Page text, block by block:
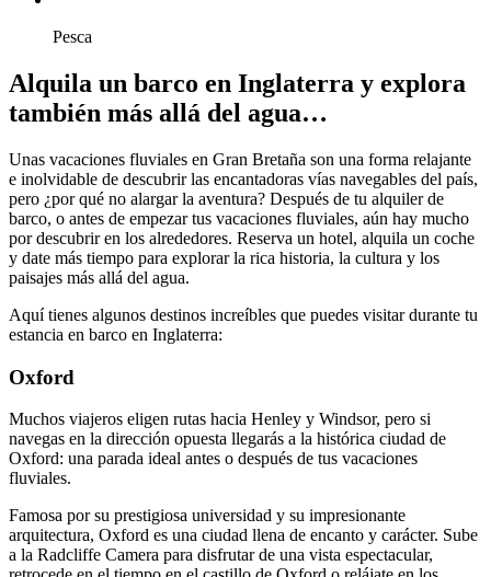
Pesca
Alquila un barco en Inglaterra y explora
también más allá del agua…
Unas vacaciones fluviales en Gran Bretaña son una forma relajante
e inolvidable de descubrir las encantadoras vías navegables del país,
pero ¿por qué no alargar la aventura? Después de tu alquiler de
barco, o antes de empezar tus vacaciones fluviales, aún hay mucho
por descubrir en los alrededores. Reserva un hotel, alquila un coche
y date más tiempo para explorar la rica historia, la cultura y los
paisajes más allá del agua.
Aquí tienes algunos destinos increíbles que puedes visitar durante tu
estancia en barco en Inglaterra:
Oxford
Muchos viajeros eligen rutas hacia Henley y Windsor, pero si
navegas en la dirección opuesta llegarás a la histórica ciudad de
Oxford: una parada ideal antes o después de tus vacaciones
fluviales.
Famosa por su prestigiosa universidad y su impresionante
arquitectura, Oxford es una ciudad llena de encanto y carácter. Sube
a la Radcliffe Camera para disfrutar de una vista espectacular,